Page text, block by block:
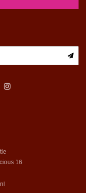
16